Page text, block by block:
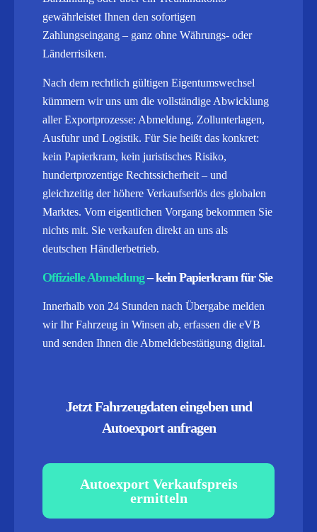
gewährleistet Ihnen den sofortigen
Zahlungseingang – ganz ohne Währungs- oder
Länderrisiken.
Nach dem rechtlich gültigen Eigentumswechsel
kümmern wir uns um die vollständige Abwicklung
aller Exportprozesse: Abmeldung, Zollunterlagen,
Ausfuhr und Logistik. Für Sie heißt das konkret:
kein Papierkram, kein juristisches Risiko,
hundertprozentige Rechtssicherheit – und
gleichzeitig der höhere Verkaufserlös des globalen
Marktes. Vom eigentlichen Vorgang bekommen Sie
nichts mit. Sie verkaufen direkt an uns als
deutschen Händlerbetrieb.
Offizielle Abmeldung– kein Papierkram für Sie
Innerhalb von 24 Stunden nach Übergabe melden
wir Ihr Fahrzeug in Winsen ab, erfassen die eVB
und senden Ihnen die Abmeldebestätigung digital.
Jetzt Fahrzeugdaten eingeben und
Autoexport anfragen
Autoexport Verkaufspreis
ermitteln